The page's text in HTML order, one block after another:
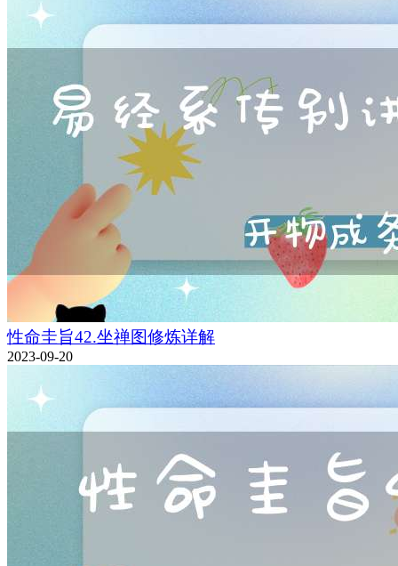
性命圭旨42.坐禅图修炼详解
2023-09-20